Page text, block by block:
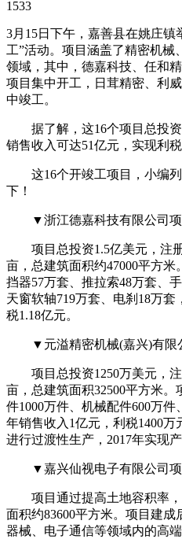
1533
3月15日下午，嘉善县在姚庄镇
工”活动。项目涵盖了精密机械
领域，其中，德嘉科技、任和
项目集中开工，日茸精密、利
中竣工。
据了解，这16个项目总投资
销售收入可达51亿元，实现利税
这16个开竣工项目，小编列
下！
▼浙江德嘉科技有限公司项
项目总投资1.5亿美元，注册
亩，总建筑面积约47000平方
挡器57万套、推拉索48万套、
天窗软轴719万套、电刹18万套
税1.18亿元。
▼元溢精密机械(嘉兴)有限
项目总投资1250万美元，注
亩，总建筑面积32500平方米
件1000万件、机械配件600万
年销售收入1亿元，利税1400
进行过渡性生产，2017年实现产
▼嘉兴仙视电子有限公司项
项目通过提高土地容积率，
面积约83600平方米。项目建
器械、电子通信等领域内的高